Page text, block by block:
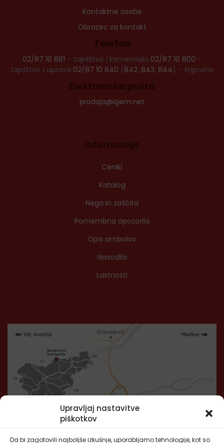
Upravljaj nastavitve
piškotkov
Da bi zagotovili najboljše izkušnje, uporabljamo tehnologije, kot so
Kontaktne osebe
Obrazec za kontakt
Telefon
02/87 10 881 – tajništvo | komerciala 02/87 10 800 –
tajništvo | uprava 02/87 10 840 (842, 843, 844) – trgovina
Elektronska pošta
prodaja@igem.net
Informacije
Ceniki
Katalog
Nega in zaščita
Pomembna opozorila
Opis simbolov
Navodila
Lastnosti